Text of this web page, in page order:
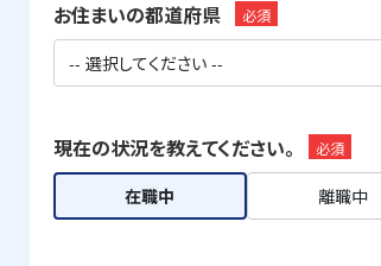
お住まいの都道府県 必須
現在の状況を教えてください。 必須
在職中 離職中